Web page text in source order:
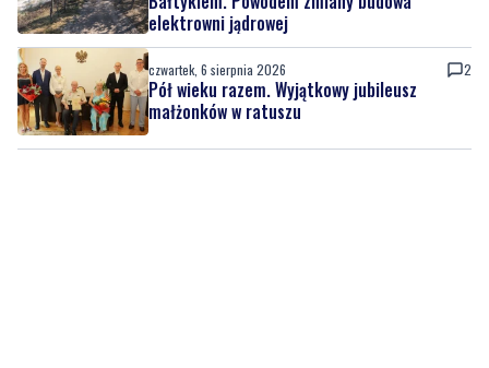
elektrowni jądrowej
czwartek, 6 sierpnia 2026 2
Pół wieku razem. Wyjątkowy jubileusz
małżonków w ratuszu